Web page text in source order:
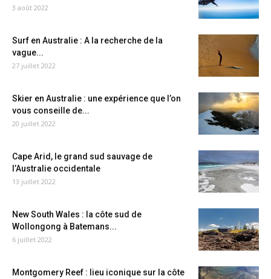
3 août 2022
Surf en Australie : A la recherche de la
vague...
27 juillet 2022
Skier en Australie : une expérience que l’on
vous conseille de...
20 juillet 2022
Cape Arid, le grand sud sauvage de
l’Australie occidentale
13 juillet 2022
New South Wales : la côte sud de
Wollongong à Batemans...
6 juillet 2022
Montgomery Reef : lieu iconique sur la côte